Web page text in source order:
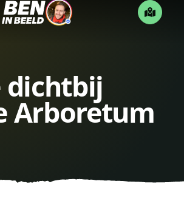
dichtbij
Arboretum